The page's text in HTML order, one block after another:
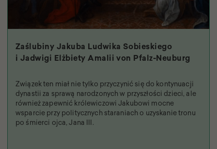
Zaślubiny Jakuba Ludwika Sobieskiego
i Jadwigi Elżbiety Amalii von Pfalz-Neuburg
Związek ten miał nie tylko przyczynić się do kontynuacji
dynastii za sprawą narodzonych w przyszłości dzieci, ale
również zapewnić królewiczowi Jakubowi mocne
wsparcie przy politycznych staraniach o uzyskanie tronu
po śmierci ojca, Jana III.